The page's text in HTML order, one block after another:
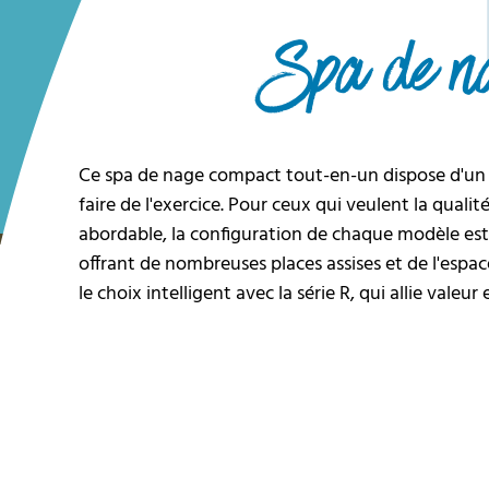
Spa de
Ce spa de nage compact tout-en-un dispose
faire de l'exercice. Pour ceux qui veulent la
abordable, la configuration de chaque modèle
offrant de nombreuses places assises et de
le choix intelligent avec la série R, qui allie valeur